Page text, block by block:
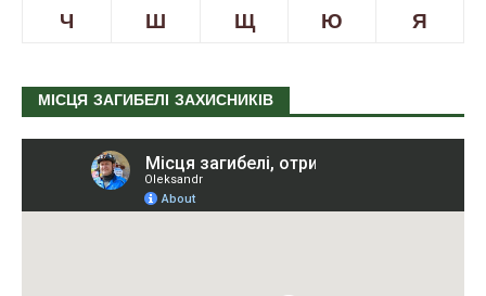
Ч
Ш Щ Ю Я
МІСЦЯ ЗАГИБЕЛІ ЗАХИСНИКІВ